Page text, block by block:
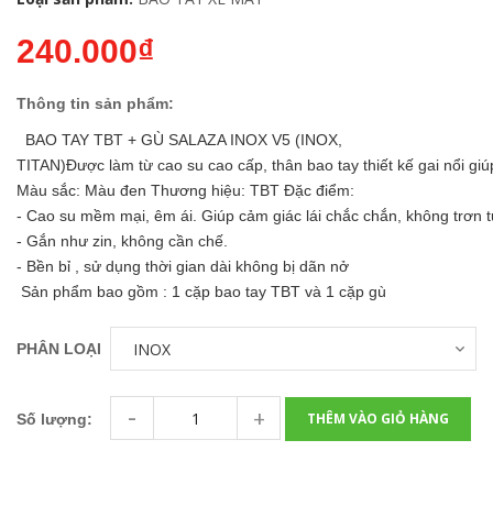
240.000₫
Thông tin sản phẩm:
BAO TAY TBT + GÙ SALAZA INOX V5 (INOX,
TITAN)Được làm từ cao su cao cấp, thân bao tay thiết kế gai nổi
Màu sắc: Màu đen Thương hiệu: TBT Đặc điểm:
- Cao su mềm mại, êm ái. Giúp cảm giác lái chắc chắn, không trơn
- Gắn như zin, không cần chế.
- Bền bỉ , sử dụng thời gian dài không bị dãn nở
Sản phẩm bao gồm : 1 cặp bao tay TBT và 1 cặp gù
PHÂN LOẠI
Số lượng: - + THÊM VÀO GIỎ HÀNG